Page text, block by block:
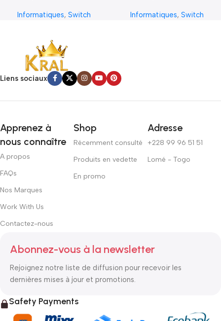
Informatiques, Switch Informatiques, Switch
Liens sociaux
Apprenez à
nous connaître
A propos
FAQs
Nos Marques
Work With Us
Contactez-nous
Shop
Récemment consulté
Produits en vedette
En promo
Adresse
+228 99 96 51 51
Lomé - Togo
Abonnez-vous à la newsletter
Rejoignez notre liste de diffusion pour recevoir les
dernières mises à jour et promotions.
Safety Payments